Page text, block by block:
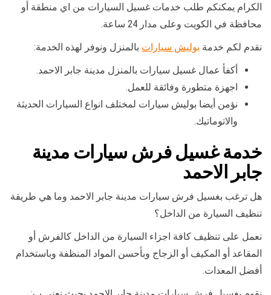
الكرام يمكنكم طلب خدمات غسيل السيارات من اي منطقة أو
محافظة في الكويت وعلى مدار 24 ساعة.
نقدم لكم خدمة بوليش سيارات بالمنزل ونوفر لهذه الخدمة:
أكفأ عمال غسيل سيارات بالمنزل مدينة جابر الاحمد.
اجهزة متطورة وفائقة للعمل.
نؤمن أيضا بوليش سيارات لمختلف انواع السيارات الحديثة
والاتوماتيك.
خدمة غسيل فرش سيارات مدينة
جابر الاحمد
هل ترغب بغسيل فرش سيارات مدينة جابر الاحمد وما هي طريقة
تنظيف السيارة من الداخل؟
نعمل على تنظيف كافة اجزاء السيارة من الداخل كالفرش أو
المقاعد أو المكيف أو الزجاج وبأحسن المواد المنظفة وباستخدام
أفضل المعدات.